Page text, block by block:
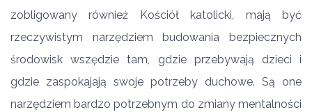
zobligowany również Kościół katolicki, mają być
rzeczywistym narzędziem budowania bezpiecznych
środowisk wszędzie tam, gdzie przebywają dzieci i
gdzie zaspokajają swoje potrzeby duchowe. Są one
narzędziem bardzo potrzebnym do zmiany mentalności